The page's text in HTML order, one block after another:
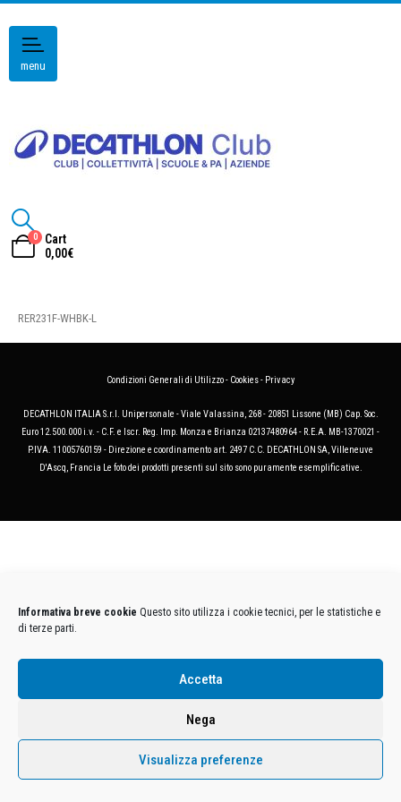
Informativa breve cookie Questo sito utilizza i cookie tecnici, per le statistiche e
di terze parti.
Accetta
Nega
Visualizza preferenze
menu
0
Cart
0,00€
RER231F-WHBK-L
Condizioni Generali di Utilizzo- Cookies- Privacy
DECATHLON ITALIA S.r.l. Unipersonale - Viale Valassina, 268 - 20851 Lissone (MB) Cap. Soc.
Euro 12.500.000 i.v. - C.F. e Iscr. Reg. Imp. Monza e Brianza 02137480964 - R.E.A. MB-1370021 -
P.IVA. 11005760159 - Direzione e coordinamento art. 2497 C.C. DECATHLON SA, Villeneuve
D'Ascq, Francia Le foto dei prodotti presenti sul sito sono puramente esemplificative.